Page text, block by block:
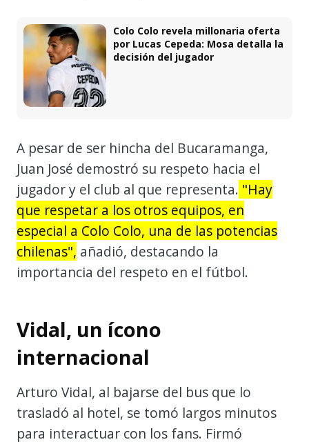
Colo Colo revela millonaria oferta
por Lucas Cepeda: Mosa detalla la
decisión del jugador
A pesar de ser hincha del Bucaramanga,
Juan José demostró su respeto hacia el
jugador y el club al que representa. "Hay
que respetar a los otros equipos, en
especial a Colo Colo, una de las potencias
chilenas", añadió, destacando la
importancia del respeto en el fútbol.
Vidal, un ícono
internacional
Arturo Vidal, al bajarse del bus que lo
trasladó al hotel, se tomó largos minutos
para interactuar con los fans. Firmó